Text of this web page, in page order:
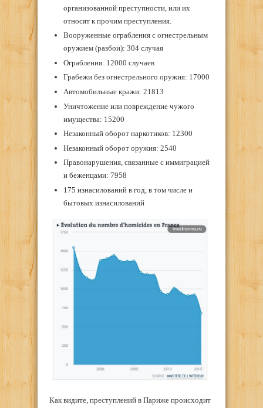
организованной преступности, или их
относят к прочим преступления.
Вооруженные ограбления с огнестрельным
оружием (разбои): 304 случая
Ограбления: 12000 случаев
Грабежи без огнестрельного оружия: 17000
Автомобильные кражи: 21813
Уничтожение или повреждение чужого
имущества: 15200
Незаконный оборот наркотиков: 12300
Незаконный оборот оружия: 2540
Правонарушения, связанные с иммиграцией
и беженцами: 7958
175 изнасилований в год, в том числе и
бытовых изнасилований
Как видите, преступлений в Париже происходит